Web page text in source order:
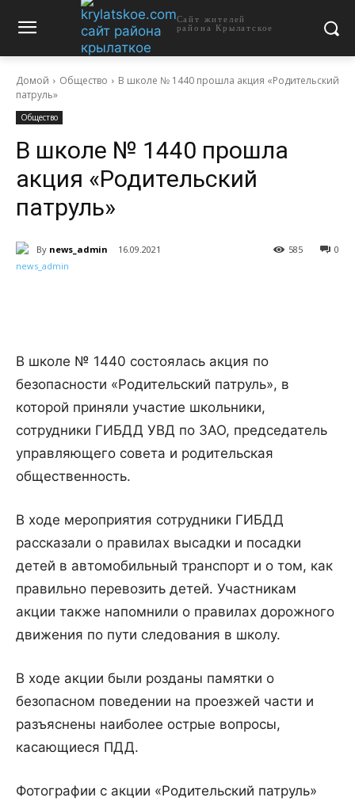
Сайт жителей
района Крылатское
Домой Общество
В школе № 1440 прошла акция «Родительский
патруль»
Общество
В школе № 1440 прошла
акция «Родительский
патруль»
By news_admin 16.09.2021 0
585
В школе № 1440 состоялась акция по
безопасности «Родительский патруль», в
которой приняли участие школьники,
сотрудники ГИБДД УВД по ЗАО, председатель
управляющего совета и родительская
общественность.
В ходе мероприятия сотрудники ГИБДД
рассказали о правилах высадки и посадки
детей в автомобильный транспорт и о том, как
правильно перевозить детей. Участникам
акции также напомнили о правилах дорожного
движения по пути следования в школу.
В ходе акции были розданы памятки о
безопасном поведении на проезжей части и
разъяснены наиболее острые вопросы,
касающиеся ПДД.
Фотографии с акции «Родительский патруль»